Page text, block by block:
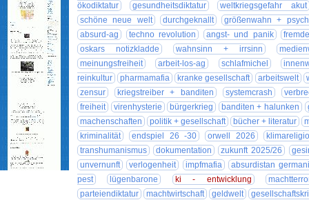
ökodiktatur
gesundheitsdiktatur
weltkriegsgefahr akut
schöne neue welt
durchgeknallt
größenwahn +
absurd-ag
techno revolution angst- und panik
oskars notizkladde
wahnsinn + irrsinn
meinungsfreiheit
arbeit-los-ag schlafmichel
reinkultur
pharmamafia kranke gesellschaft arbeitswelt
zensur
kriegstreiber + banditen systemcrash
freiheit
virenhysterie bürgerkrieg banditen + halunken
machenschaften
politik + gesellschaft bücher + literatur
kriminalität
endspiel 26 -30 orwell 2026
transhumanismus
dokumentation zukunft 2025/26
unvernunft
verlogenheit impfmafia
absurdistan
pest
lügenbarone ki - entwicklung
parteiendiktatur
machtwirtschaft geldwelt